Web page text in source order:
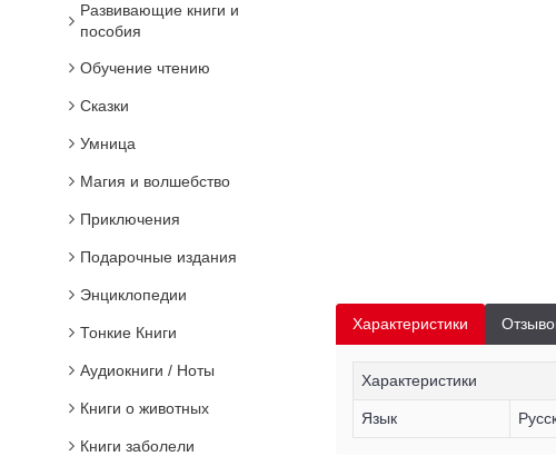
Развивающие книги и
пособия
Обучение чтению
Сказки
Умница
Магия и волшебство
Приключения
Подарочные издания
Энциклопедии
Тонкие Книги
Аудиокниги / Ноты
Книги о животных
Книги заболели
Характеристики
Характеристики
Язык